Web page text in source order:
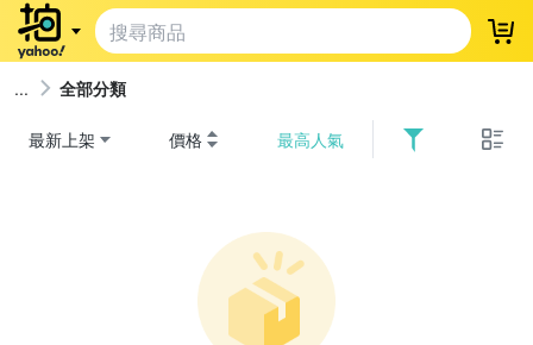
登
全部分類
最新上架 價格 最高人氣